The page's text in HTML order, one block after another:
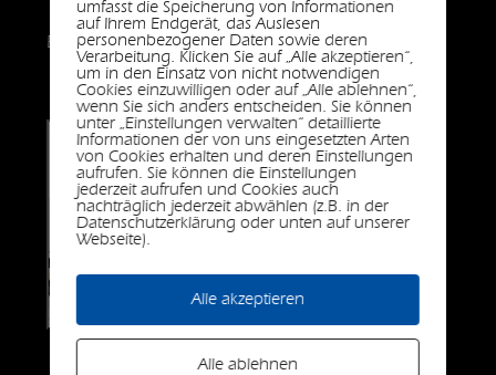
E-Mail:office@fertigputz-weibold.at
umfasst die Speicherung von Informationen
auf Ihrem Endgerät, das Auslesen
personenbezogener Daten sowie deren
Verarbeitung. Klicken Sie auf „Alle akzeptieren“,
um in den Einsatz von nicht notwendigen
Cookies einzuwilligen oder auf „Alle ablehnen“,
wenn Sie sich anders entscheiden. Sie können
unter „Einstellungen verwalten“ detaillierte
Informationen der von uns eingesetzten Arten
von Cookies erhalten und deren Einstellungen
aufrufen. Sie können die Einstellungen
jederzeit aufrufen und Cookies auch
nachträglich jederzeit abwählen (z.B. in der
Datenschutzerklärung oder unten auf unserer
Webseite).
Alle akzeptieren
Alle ablehnen